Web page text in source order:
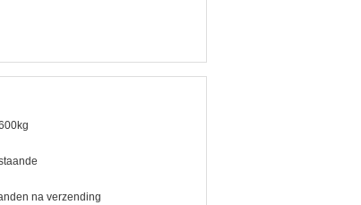
na verzending